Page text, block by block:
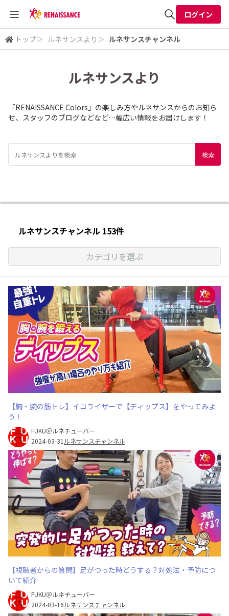
全体検索
ログイン
トップ＞ ルネサンスより ＞ ルネサンスチャンネル
ルネサンスより
「RENAISSANCE Colors」の楽しみ方やルネサンスからのお知ら
せ、スタッフのブログなどなど…幅広い情報をお届けします！
ルネサンスチャンネル 153件
カテゴリを選ぶ
【胸・腕の筋トレ】イコライザーで【ディップス】をやってみよ
う！
FUKU＠ルネチューバー
2024-03-31 ルネサンスチャンネル
【視聴者からの質問】足がつった時どうする？対処法・予防につ
いて紹介
FUKU＠ルネチューバー
2024-03-16ルネサンスチャンネル